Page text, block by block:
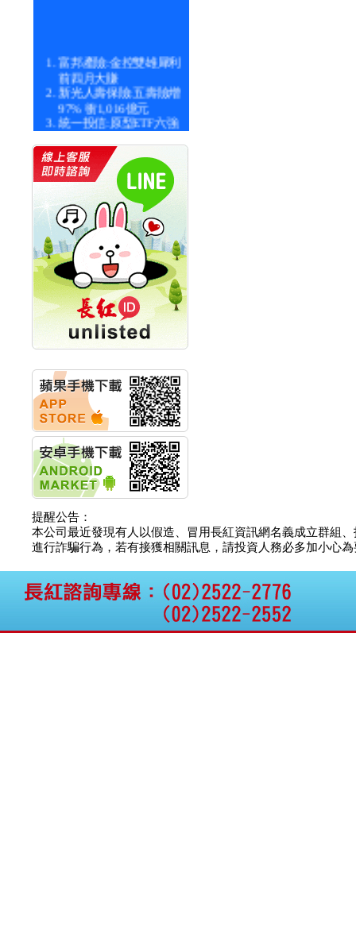
富邦產險:金控雙雄犀利
前四月大賺
新光人壽保險:五壽險增
97% 衝1,016億元
統一投信:原型ETF六強
漲逾九成
統一投信:主動式ETF溢
價 被盯上
新光人壽保險:新壽Q1外
價金將達996億
宇辰系統科技:宇辰業績
創新高 啟動興櫃轉上櫃
計畫
明緯企業:明緯永續科技
競賽 以電源驅動善的力
量
秀育企業:秀育SHO-U儲
能系統 獲國內首張CNS
認證
華旭先進:代重要子公司
碩通散熱股份有限公司
公告董事會通過發言人
及代理發
華旭先進:代重要子公司
碩通散熱股份有限公司
公告董事會決議發行員
工認股權
華旭先進:代重要子公司
碩通散熱股份有限公司
公告董事會追認113年
向關係
華旭先進:代重要子公司
碩通散熱股份有限公司
公告向關係人取得使用
權資產
仁新醫藥:代重要子公司
BeliteBio,Inc公告受邀參
提醒公告：
本公司最近發現有人以假造、冒用長紅資訊網名義成立群組
進行詐騙行為，若有接獲相關訊息，請投資人務必多加小心